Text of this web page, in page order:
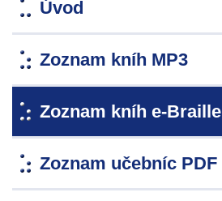
Úvod
Zoznam kníh MP3
Zoznam kníh e-Braille
Zoznam učebníc PDF